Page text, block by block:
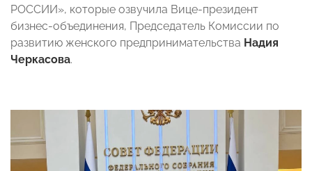
РОССИИ», которые озвучила Вице-президент
бизнес-объединения, Председатель Комиссии по
развитию женского предпринимательства Надия
Черкасова.